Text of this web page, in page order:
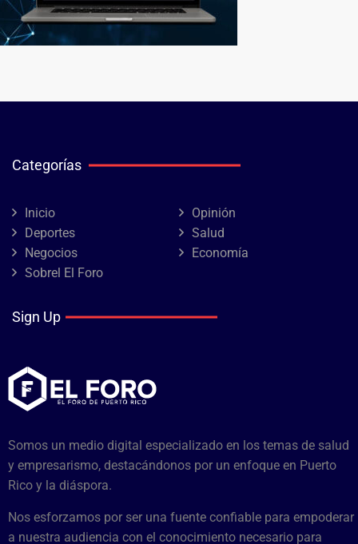
Categorías
Inicio
Opinión
Deportes
Salud
Negocios
Economía
Sobrel El Foro
Sign Up
Somos un medio digital especializado en los temas de salud
y empresarismo, destacándonos por un enfoque en Puerto
Rico y la diáspora.
Nos esforzamos por ser una fuente confiable para empoderar
a nuestra audiencia con el conocimiento necesario para